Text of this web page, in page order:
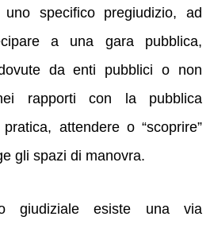
specifico pregiudizio, ad
a una gara pubblica,
da enti pubblici o non
rapporti con la pubblica
attendere o “scoprire”
gli spazi di manovra.
giudiziale esiste una via